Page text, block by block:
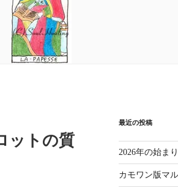
ットの質
最近の投稿
2026年の始ま
カモワン版マ